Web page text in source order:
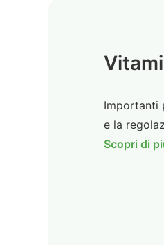
Importanti
e la
Scopri di